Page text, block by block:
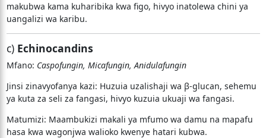
makubwa kama kuharibika kwa figo, hivyo inatolewa chini ya
uangalizi wa karibu.
c) Echinocandins
Mfano: Caspofungin, Micafungin, Anidulafungin
Jinsi zinavyofanya kazi: Huzuia uzalishaji wa β-glucan, sehemu
ya kuta za seli za fangasi, hivyo kuzuia ukuaji wa fangasi.
Matumizi: Maambukizi makali ya mfumo wa damu na mapafu
hasa kwa wagonjwa walioko kwenye hatari kubwa.